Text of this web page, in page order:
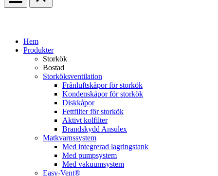
Hem
Produkter
Storkök
Bostad
Storköksventilation
Frånluftskåpor för storkök
Kondenskåpor för storkök
Diskkåpor
Fettfilter för storkök
Aktivt kolfilter
Brandskydd Ansulex
Matkvarnssystem
Med integrerad lagringstank
Med pumpsystem
Med vakuumsystem
Easy-Vent®